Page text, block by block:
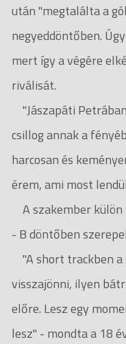
után "megtalálta a
negyeddöntőben.
mert így a végére
riválisát.
"Jászapáti
csillog annak a
harcosan és
érem, ami most
A szakember
- B döntőben
"A short trackben
visszajönni, ilyen
előre. Lesz egy
lesz" - mondta a 18